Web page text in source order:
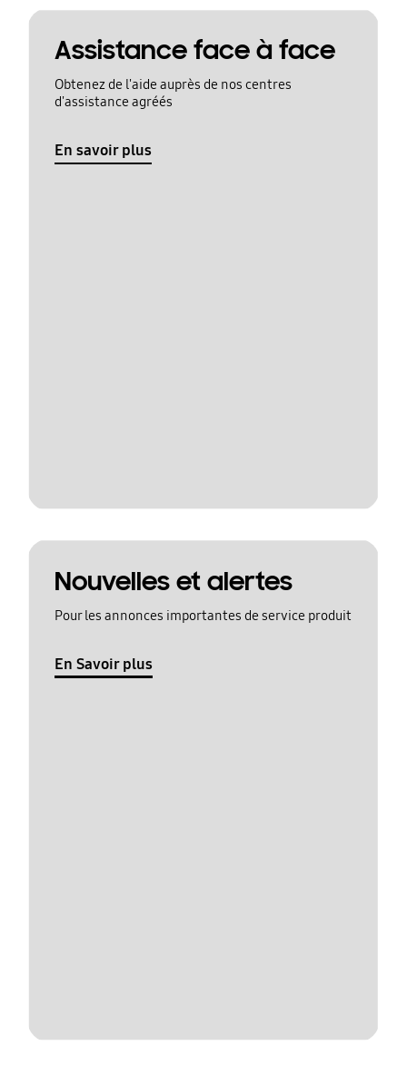
Assistance face à face
Obtenez de l'aide auprès de nos centres
d'assistance agréés
En savoir plus
Nouvelles et alertes
Pour les annonces importantes de service produit
En Savoir plus